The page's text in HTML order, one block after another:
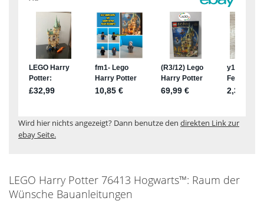
Wird hier nichts angezeigt? Dann benutze den direkten Link zur
ebay Seite.
LEGO Harry Potter 76413 Hogwarts™: Raum der
Wünsche Bauanleitungen